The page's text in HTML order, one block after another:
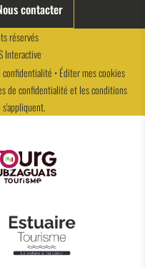
contacter
réservés
Interactive
•Éditer mes cookies
de confidentialitéet lesconditions